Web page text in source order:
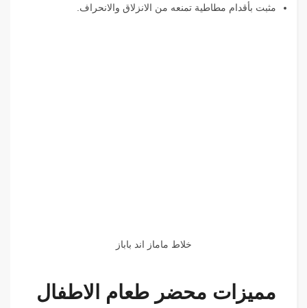
مثبت بأقدام مطاطية تمنعه من الانزلاق والانحراف.
خلاط ماماز اند باباز
مميزات محضر طعام الاطفال